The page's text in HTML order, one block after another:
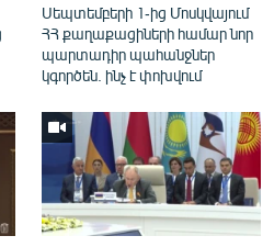
Սեպտեմբերի 1-ից Մոսկվայում
ՀՀ քաղաքացիների համար նոր
պարտադիր պահանջներ
կգործեն. ինչ է փոխվում